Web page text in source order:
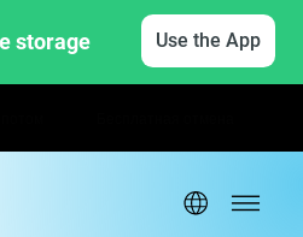
storage Use the App